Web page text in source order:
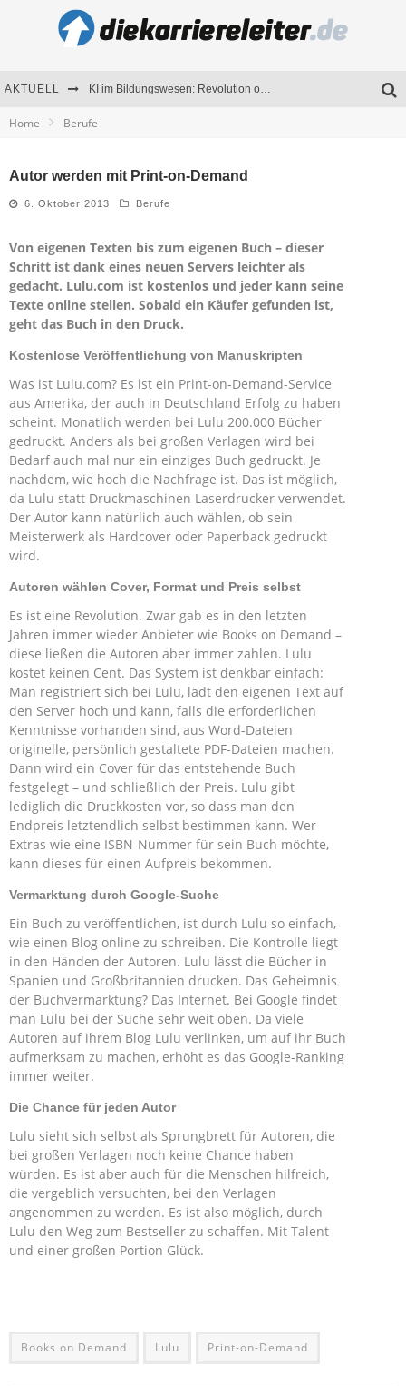
AKTUELL KI im Bildungswesen: Revolution oder Risiko für Schulen und Universitäten?
Home Berufe
Autor werden mit Print-on-Demand
6. Oktober 2013 Berufe
Von eigenen Texten bis zum eigenen Buch – dieser
Schritt ist dank eines neuen Servers leichter als
gedacht. Lulu.com ist kostenlos und jeder kann seine
Texte online stellen. Sobald ein Käufer gefunden ist,
geht das Buch in den Druck.
Kostenlose Veröffentlichung von Manuskripten
Was ist Lulu.com? Es ist ein Print-on-Demand-Service
aus Amerika, der auch in Deutschland Erfolg zu haben
scheint. Monatlich werden bei Lulu 200.000 Bücher
gedruckt. Anders als bei großen Verlagen wird bei
Bedarf auch mal nur ein einziges Buch gedruckt. Je
nachdem, wie hoch die Nachfrage ist. Das ist möglich,
da Lulu statt Druckmaschinen Laserdrucker verwendet.
Der Autor kann natürlich auch wählen, ob sein
Meisterwerk als Hardcover oder Paperback gedruckt
wird.
Autoren wählen Cover, Format und Preis selbst
Es ist eine Revolution. Zwar gab es in den letzten
Jahren immer wieder Anbieter wie Books on Demand –
diese ließen die Autoren aber immer zahlen. Lulu
kostet keinen Cent. Das System ist denkbar einfach:
Man registriert sich bei Lulu, lädt den eigenen Text auf
den Server hoch und kann, falls die erforderlichen
Kenntnisse vorhanden sind, aus Word-Dateien
originelle, persönlich gestaltete PDF-Dateien machen.
Dann wird ein Cover für das entstehende Buch
festgelegt – und schließlich der Preis. Lulu gibt
lediglich die Druckkosten vor, so dass man den
Endpreis letztendlich selbst bestimmen kann. Wer
Extras wie eine ISBN-Nummer für sein Buch möchte,
kann dieses für einen Aufpreis bekommen.
Vermarktung durch Google-Suche
Ein Buch zu veröffentlichen, ist durch Lulu so einfach,
wie einen Blog online zu schreiben. Die Kontrolle liegt
in den Händen der Autoren. Lulu lässt die Bücher in
Spanien und Großbritannien drucken. Das Geheimnis
der Buchvermarktung? Das Internet. Bei Google findet
man Lulu bei der Suche sehr weit oben. Da viele
Autoren auf ihrem Blog Lulu verlinken, um auf ihr Buch
aufmerksam zu machen, erhöht es das Google-Ranking
immer weiter.
Die Chance für jeden Autor
Lulu sieht sich selbst als Sprungbrett für Autoren, die
bei großen Verlagen noch keine Chance haben
würden. Es ist aber auch für die Menschen hilfreich,
die vergeblich versuchten, bei den Verlagen
angenommen zu werden. Es ist also möglich, durch
Lulu den Weg zum Bestseller zu schaffen. Mit Talent
und einer großen Portion Glück.
Books on Demand Lulu Print-on-Demand